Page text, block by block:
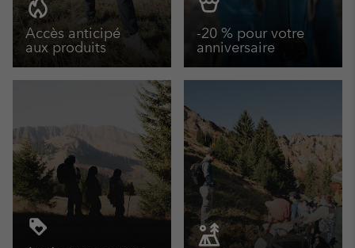
Accès anticipé
aux produits
-20 % pour votre
anniversaire